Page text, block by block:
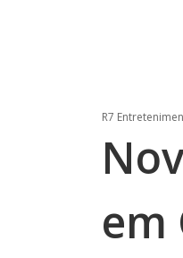
R7
em